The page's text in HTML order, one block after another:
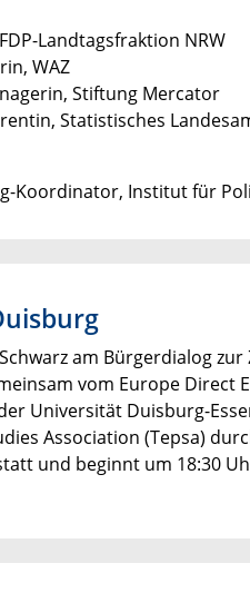
Landtagsfraktion NRW
WAZ
Stiftung Mercator
Statistisches
Koordinator, Institut für
am Bürgerdialog
vom Europe Direct
Universität Duisburg-
Association (Tepsa)
und beginnt um 18:30